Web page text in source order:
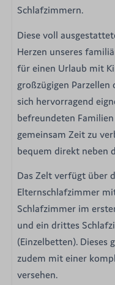
Schlafzimmern.
Diese voll
Herzen unseres
für einen Urlaub mit
großzügigen Parzellen
sich hervorragend
befreundeten
gemeinsam Zeit zu
bequem direkt neben
Das Zelt verfügt über
Elternschlafzimmer
Schlafzimmer im
und ein drittes
(Einzelbetten). Dieses
zudem mit einer
versehen.